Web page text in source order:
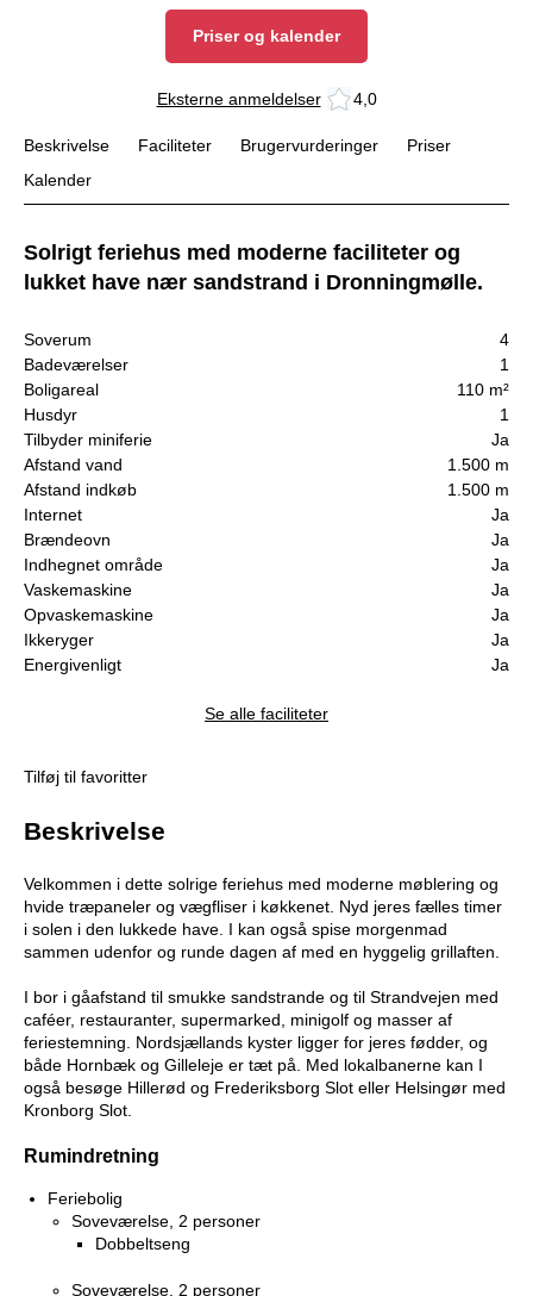
Priser og kalender
Eksterne anmeldelser 4,0
Beskrivelse Faciliteter Brugervurderinger
Priser
Kalender
Solrigt feriehus med moderne faciliteter og
lukket have nær sandstrand i Dronningmølle.
Soverum
4
Badeværelser
1
Boligareal
110 m²
Husdyr
1
Tilbyder miniferie
Ja
Afstand vand
1.500 m
Afstand indkøb
1.500 m
Internet
Ja
Brændeovn
Ja
Indhegnet område
Ja
Vaskemaskine
Ja
Opvaskemaskine
Ja
Ikkeryger
Ja
Energivenligt
Ja
Se alle faciliteter
Tilføj til favoritter
Beskrivelse
Velkommen i dette solrige feriehus med moderne møblering og
hvide træpaneler og vægfliser i køkkenet. Nyd jeres fælles timer
i solen i den lukkede have. I kan også spise morgenmad
sammen udenfor og runde dagen af med en hyggelig grillaften.
I bor i gåafstand til smukke sandstrande og til Strandvejen med
caféer, restauranter, supermarked, minigolf og masser af
feriestemning. Nordsjællands kyster ligger for jeres fødder, og
både Hornbæk og Gilleleje er tæt på. Med lokalbanerne kan I
også besøge Hillerød og Frederiksborg Slot eller Helsingør med
Kronborg Slot.
Rumindretning
Feriebolig
Soveværelse, 2 personer
Dobbeltseng
Soveværelse, 2 personer